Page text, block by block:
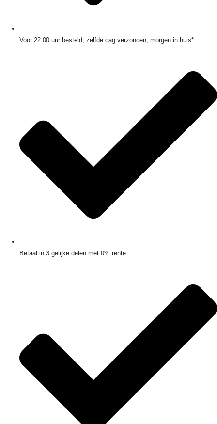
Voor 22:00 uur besteld, zelfde dag verzonden, morgen in huis*
Betaal in 3 gelijke delen met 0% rente